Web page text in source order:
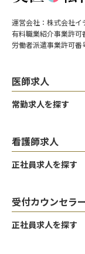
運営会社：株式会社イ
有料職業紹介事業許
労働者派遣事業許
医師求人
常勤求人を探す
看護師求人
正社員求人を探す
受付カウンセラ
正社員求人を探す